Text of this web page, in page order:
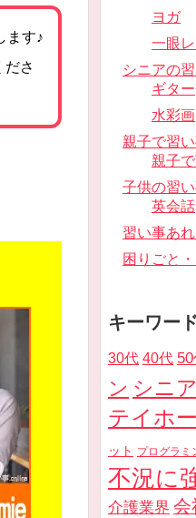
ます♪
ださ
ヨガ
一眼
シニアの
ギター
水彩画
親子で習
親子
子供の習
英会話
習い事あ
困りごと
キーワー
30代 40代
ン シニア
テイホ
ット プログラミ
不況に
介護業界 会